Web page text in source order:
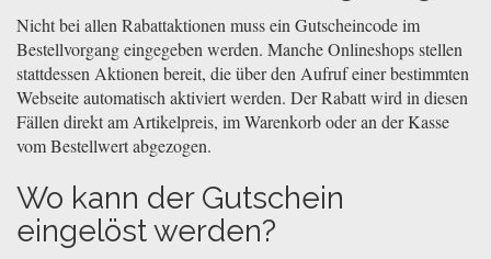
Nicht bei allen Rabattaktionen muss ein Gutscheincode im
Bestellvorgang eingegeben werden. Manche Onlineshops stellen
stattdessen Aktionen bereit, die über den Aufruf einer bestimmten
Webseite automatisch aktiviert werden. Der Rabatt wird in diesen
Fällen direkt am Artikelpreis, im Warenkorb oder an der Kasse
vom Bestellwert abgezogen.
Wo kann der Gutschein
eingelöst werden?